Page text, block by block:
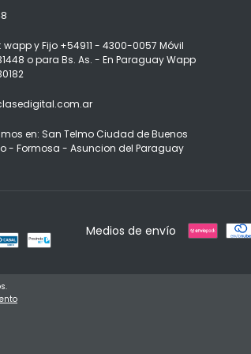
wapp y Fijo +54911 - 4300-0057 Móvil
o para Bs. As. - En Paraguay Wapp
en: San Telmo Ciudad de Buenos
- Formosa - Asuncion del Paraguay
Medios de envío